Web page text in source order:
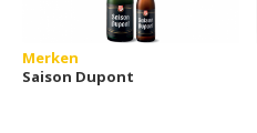
Merken
Saison Dupont